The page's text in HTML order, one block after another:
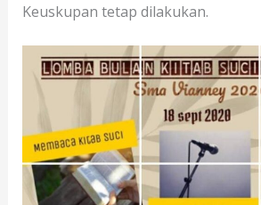
Keuskupan tetap dilakukan.